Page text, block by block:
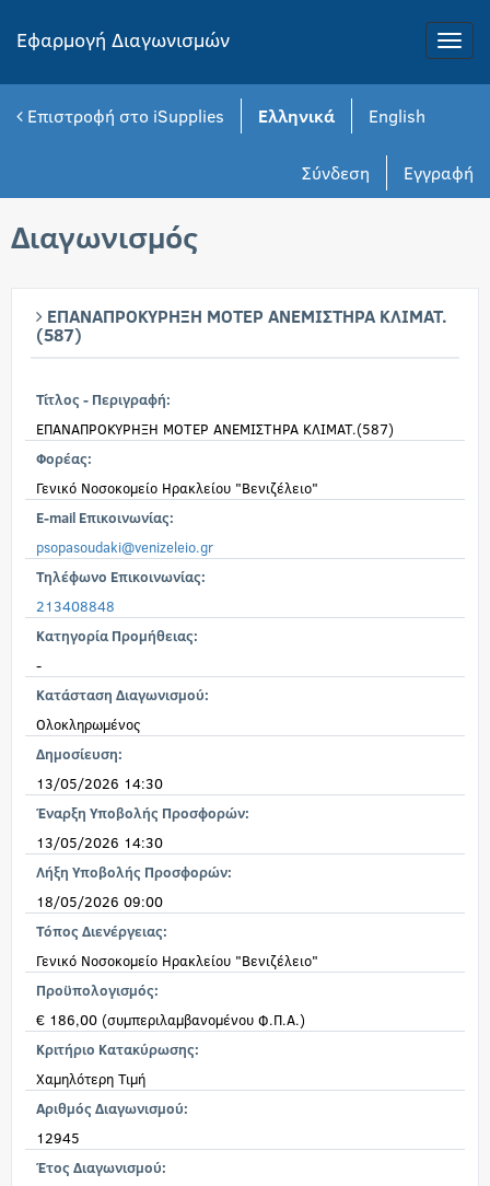
Toggle
Εφαρμογή Διαγωνισμών
Επιστροφή στο iSupplies Ελληνικά English
Εγγραφή
Σύνδεση
Διαγωνισμός
ΕΠΑΝΑΠΡΟΚΥΡΗΞΗ ΜΟΤΕΡ ΑΝΕΜΙΣΤΗΡΑ ΚΛΙΜΑΤ.
(587)
Τίτλος - Περιγραφή:
ΕΠΑΝΑΠΡΟΚΥΡΗΞΗ ΜΟΤΕΡ ΑΝΕΜΙΣΤΗΡΑ ΚΛΙΜΑΤ.(587)
Φορέας:
Γενικό Νοσοκομείο Ηρακλείου "Βενιζέλειο"
E-mail Επικοινωνίας:
psopasoudaki@venizeleio.gr
Τηλέφωνο Επικοινωνίας:
213408848
Κατηγορία Προμήθειας:
-
Κατάσταση Διαγωνισμού:
Ολοκληρωμένος
Δημοσίευση:
13/05/2026 14:30
Έναρξη Υποβολής Προσφορών:
13/05/2026 14:30
Λήξη Υποβολής Προσφορών:
18/05/2026 09:00
Τόπος Διενέργειας:
Γενικό Νοσοκομείο Ηρακλείου "Βενιζέλειο"
Προϋπολογισμός:
€ 186,00 (συμπεριλαμβανομένου Φ.Π.Α.)
Κριτήριο Κατακύρωσης:
Χαμηλότερη Τιμή
Αριθμός Διαγωνισμού:
12945
Έτος Διαγωνισμού: